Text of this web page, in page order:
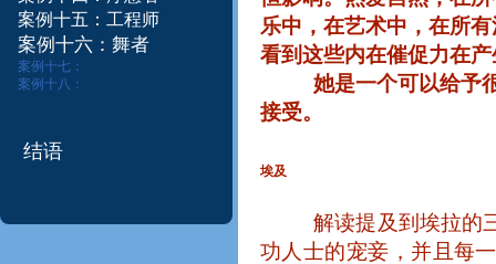
乐中，在艺术中，在所
看到这些内在催促力在
她是一个可以给予
接受。
埃及
解读提及到埃拉的
功人士的宠妾，并且每
案例十五： 工程师
案例 十六 ： 舞者
案例十七：
案例十八：
结语